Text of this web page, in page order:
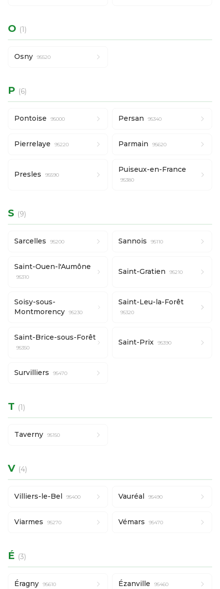
O (1)
Osny 95520
P (6)
Pontoise 95000 Persan 95340
Pierrelaye 95220 Parmain 95620
Presles 95590
Puiseux-en-France
95380
S (9)
Sarcelles 95200 Sannois 95110
Saint-Ouen-l'Aumône
95310
Saint-Gratien 95210
Soisy-sous-
Montmorency
95230
Saint-Leu-la-Forêt
95320
Saint-Brice-sous-Forêt
95350
Saint-Prix 95390
Survilliers 95470
T (1)
Taverny 95150
V (4)
Villiers-le-Bel 95400 Vauréal 95490
Viarmes 95270 Vémars 95470
É (3)
Éragny 95610 Ézanville 95460